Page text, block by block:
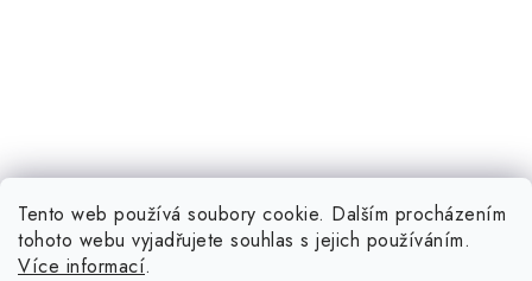
Tento web používá soubory cookie. Dalším procházením
tohoto webu vyjadřujete souhlas s jejich používáním.
Více informací.